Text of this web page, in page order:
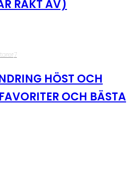
RAKT AV)
·7
HÖST OCH
OCH BÄSTA